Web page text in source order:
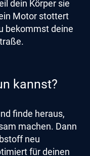
dein Körper sie
Motor stottert
bekommst deine
kannst?
finde heraus,
machen. Dann
neu
für deinen